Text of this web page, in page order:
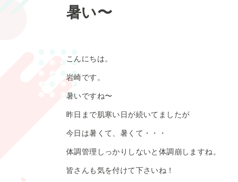
暑い〜
こんにちは。
岩崎です。
暑いですね〜
昨日まで肌寒い日が続いてましたが
今日は暑くて、暑くて・・・
体調管理しっかりしないと体調崩しますね。
皆さんも気を付けて下さいね！